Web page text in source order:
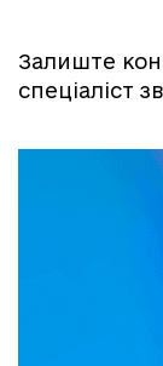
Залиште
спеціаліст